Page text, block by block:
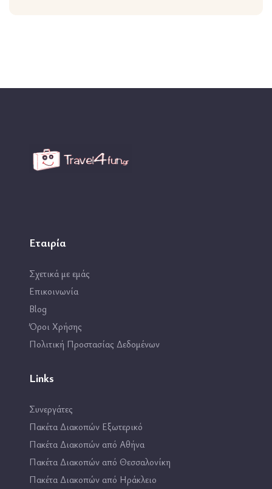
Εταιρία
Σχετικά με εμάς
Επικοινωνία
Blog
Όροι Χρήσης
Πολιτική Προστασίας Δεδομένων
Links
Συνεργάτες
Πακέτα Διακοπών Εξωτερικό
Πακέτα Διακοπών από Αθήνα
Πακέτα Διακοπών από Θεσσαλονίκη
Πακέτα Διακοπών από Ηράκλειο